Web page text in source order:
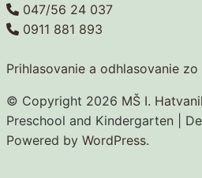
047/56 24 037
0911 881 893
Prihlasovanie a odhlasovanie
© Copyright 2026 MŠ I.
Preschool and Kindergarten |
Powered by WordPress.